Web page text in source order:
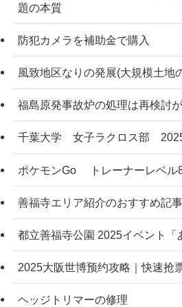
題の本質
防犯カメラを補助金で購入
風致地区なりの発展(大規模土地
福島原発事故炉の処理は再検討
千葉大学 女子ラクロス部
ポケモンGo トレーナーレベル
善福寺エリア紹介のおすすめ記事
都立善福寺公園 2025イベント「
2025大阪世博预约攻略｜快速抢
ヘッジトリマーの修理